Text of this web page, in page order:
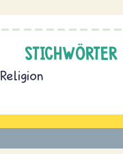
STICHWÖRTER
Religion